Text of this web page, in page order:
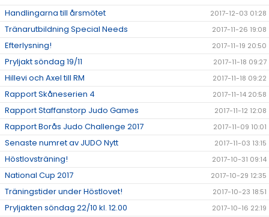
Handlingarna till årsmötet 2017-12-03 01:28
Tränarutbildning Special Needs 2017-11-26 19:08
Efterlysning! 2017-11-19 20:50
Pryljakt söndag 19/11 2017-11-18 09:27
Hillevi och Axel till RM 2017-11-18 09:22
Rapport Skåneserien 4 2017-11-14 20:58
Rapport Staffanstorp Judo Games 2017-11-12 12:08
Rapport Borås Judo Challenge 2017 2017-11-09 10:01
Senaste numret av JUDO Nytt 2017-11-03 13:15
Höstlovsträning! 2017-10-31 09:14
National Cup 2017 2017-10-29 12:35
Träningstider under Höstlovet! 2017-10-23 18:51
Pryljakten söndag 22/10 kl. 12.00 2017-10-16 22:19